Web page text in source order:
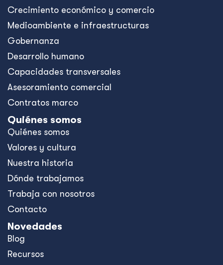
Crecimiento económico y comercio
Medioambiente e infraestructuras
Gobernanza
Desarrollo humano
Capacidades transversales
Asesoramiento comercial
Contratos marco
Quiénes somos
Quiénes somos
Valores y cultura
Nuestra historia
Dónde trabajamos
Trabaja con nosotros
Contacto
Novedades
Blog
Recursos